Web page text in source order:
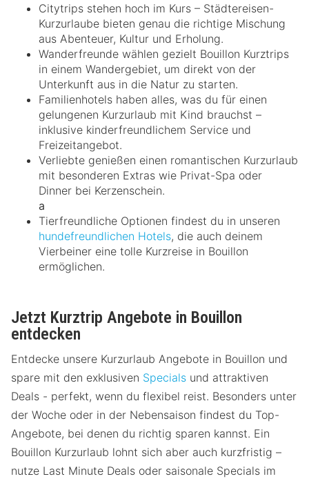
Citytrips stehen hoch im Kurs – Städtereisen-
Kurzurlaube bieten genau die richtige Mischung
aus Abenteuer, Kultur und Erholung.
Wanderfreunde wählen gezielt Bouillon Kurztrips
in einem Wandergebiet, um direkt von der
Unterkunft aus in die Natur zu starten.
Familienhotels haben alles, was du für einen
gelungenen Kurzurlaub mit Kind brauchst –
inklusive kinderfreundlichem Service und
Freizeitangebot.
Verliebte genießen einen romantischen Kurzurlaub
mit besonderen Extras wie Privat-Spa oder
Dinner bei Kerzenschein.
a
Tierfreundliche Optionen findest du in unseren
hundefreundlichen Hotels, die auch deinem
Vierbeiner eine tolle Kurzreise in Bouillon
ermöglichen.
Jetzt Kurztrip Angebote in Bouillon
entdecken
Entdecke unsere Kurzurlaub Angebote in Bouillon und
spare mit den exklusiven Specials und attraktiven
Deals - perfekt, wenn du flexibel reist. Besonders unter
der Woche oder in der Nebensaison findest du Top-
Angebote, bei denen du richtig sparen kannst. Ein
Bouillon Kurzurlaub lohnt sich aber auch kurzfristig –
nutze Last Minute Deals oder saisonale Specials im